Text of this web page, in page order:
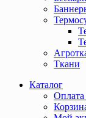
Ткани
Каталог
Оплата